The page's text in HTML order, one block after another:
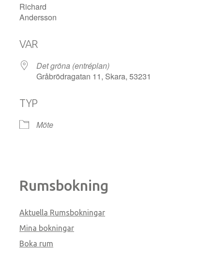
Richard
Andersson
VAR
Det gröna (entréplan)
Gråbrödragatan 11, Skara, 53231
TYP
Möte
Rumsbokning
Aktuella Rumsbokningar
Mina bokningar
Boka rum